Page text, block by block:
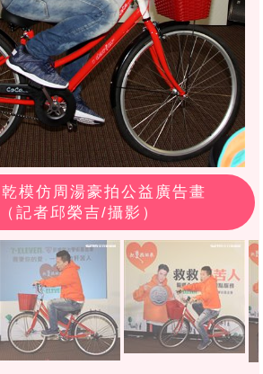
模仿周湯豪拍公益廣告畫
記者邱榮吉/攝影）